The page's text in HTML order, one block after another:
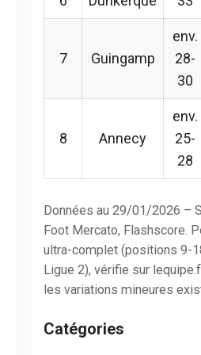
7 Guingamp
env.
28-
30
8 Annecy
env.
25-
28
Données au 29/01/2026 –
Foot Mercato, Flashscore.
ultra-complet (positions 9-
Ligue 2), vérifie sur
les variations mineures
Catégories